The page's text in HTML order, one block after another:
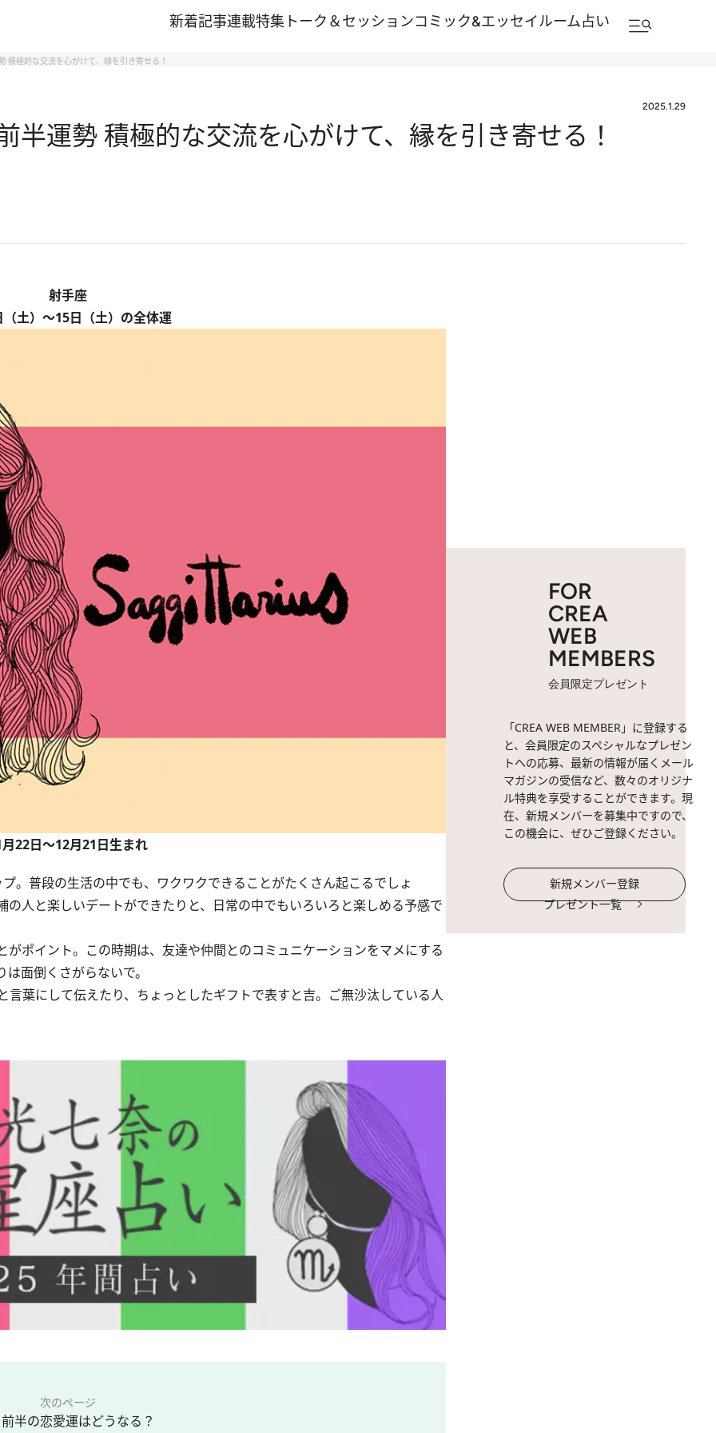
新着記事連載特集 トーク＆セッションコミック&エッセイルーム占い
積極的な交流を心がけて、縁を引き寄せる！
2025.1.29
半運勢 積極的な交流を心がけて、縁を引き寄せる！
射手座
（土）～15日（土）の全体運
22日～12月21日生まれ
普段の生活の中でも、ワクワクできることがたくさん起こるでしょ
人と楽しいデートができたりと、日常の中でもいろいろと楽しめる予感で
ポイント。この時期は、友達や仲間とのコミュニケーションをマメにする
面倒くさがらないで。
葉にして伝えたり、ちょっとしたギフトで表すと吉。ご無沙汰している人
次のページ
半の恋愛運はどうなる？
FOR
CREA
WEB
MEMBERS
会員限定プレゼント
「CREA WEB MEMBER」に登録する
と、会員限定のスペシャルなプレゼン
トへの応募、最新の情報が届くメール
マガジンの受信など、数々のオリジナ
ル特典を享受することができます。現
在、新規メンバーを募集中ですので、
この機会に、ぜひご登録ください。
新規メンバー登録
プレゼント一覧